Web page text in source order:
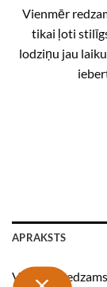
Vienmēr
tikai ļoti
lodziņu jau
APRAKSTS
Vienmēr